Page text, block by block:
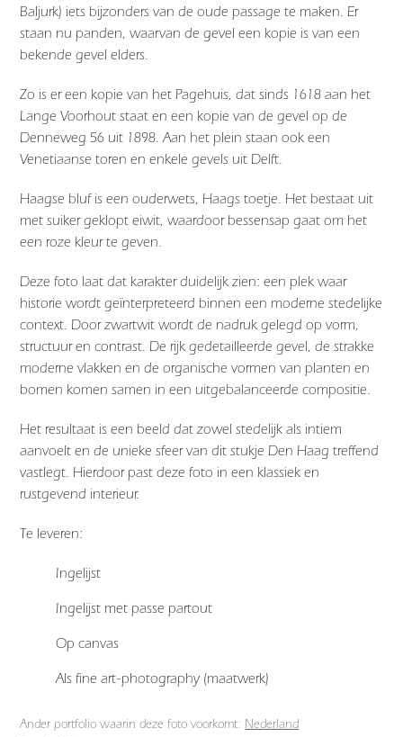
Baljurk) iets bijzonders van de oude passage te maken. Er
staan nu panden, waarvan de gevel een kopie is van een
bekende gevel elders.
Zo is er een kopie van het Pagehuis, dat sinds 1618 aan het
Lange Voorhout staat en een kopie van de gevel op de
Denneweg 56 uit 1898. Aan het plein staan ook een
Venetiaanse toren en enkele gevels uit Delft.
Haagse bluf is een ouderwets, Haags toetje. Het bestaat uit
met suiker geklopt eiwit, waardoor bessensap gaat om het
een roze kleur te geven.
Deze foto laat dat karakter duidelijk zien: een plek waar
historie wordt geïnterpreteerd binnen een moderne stedelijke
context. Door zwartwit wordt de nadruk gelegd op vorm,
structuur en contrast. De rijk gedetailleerde gevel, de strakke
moderne vlakken en de organische vormen van planten en
bomen komen samen in een uitgebalanceerde compositie.
Het resultaat is een beeld dat zowel stedelijk als intiem
aanvoelt en de unieke sfeer van dit stukje Den Haag treffend
vastlegt. Hierdoor past deze foto in een klassiek en
rustgevend interieur.
Te leveren:
Ingelijst
Ingelijst met passe partout
Op canvas
Als fine art-photography (maatwerk)
Ander portfolio waarin deze foto voorkomt: Nederland